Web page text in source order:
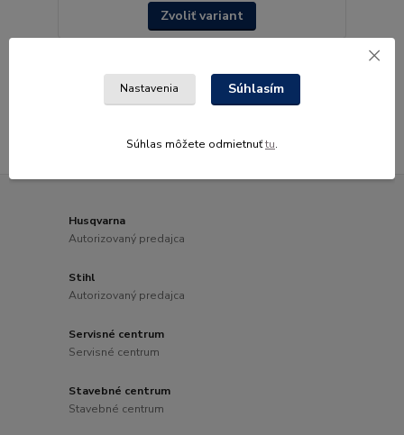
Zvoliť variant
strana z 1
Husqvarna
Autorizovaný predajca
Stihl
Autorizovaný predajca
Servisné centrum
Servisné centrum
Stavebné centrum
Stavebné centrum
Nastavenia Súhlasím
Súhlas môžete odmietnuťtu.